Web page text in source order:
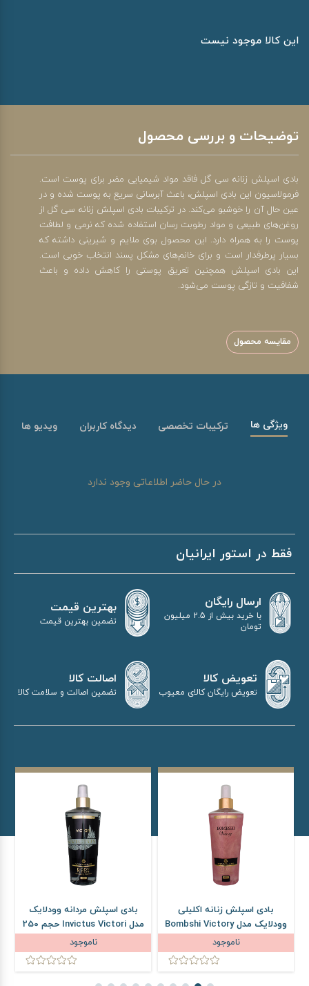
این کالا موجود نیست
توضیحات و بررسی محصول
بادی اسپلش زنانه سی گل فاقد مواد شیمیایی مضر برای پوست است.
فرمولاسیون این بادی اسپلش، باعث آبرسانی سریع به پوست شده و در
عین حال آن را خوشبو می‌کند. در ترکیبات بادی اسپلش زنانه سی گل از
روغن‌‌های طبیعی و مواد رطوبت رسان استفاده شده که نرمی و لطافت
پوست را به همراه دارد. این محصول بوی ملایم و شیرینی داشته که
بسیار پرطرفدار است و برای خانم‌های مشکل پسند انتخاب خوبی است.
این بادی اسپلش همچنین تعریق پوستی را کاهش داده و باعث
شفافیت و تازگی پوست می‌شود.
مقایسه محصول
ویژگی ها ترکیبات تخصصی دیدگاه کاربران ویدیو ها
در حال حاضر اطلاعاتی وجود ندارد
فقط در استور ایرانیان
ارسال رایگان
با خرید بیش از 2.5 میلیون
تومان
بهترین قیمت
تضمین بهترین قیمت
تعویض کالا
تعویض رایگان کالای معیوب
اصالت کالا
تضمین اصالت و سلامت کالا
بادی اسپلش زنانه اکلیلی
وودلایک مدل Bombshi Victory
ناموجود
بادی اسپلش مردانه وودلایک
مدل Invictus Victori حجم 250
میلی لیتر
ناموجود